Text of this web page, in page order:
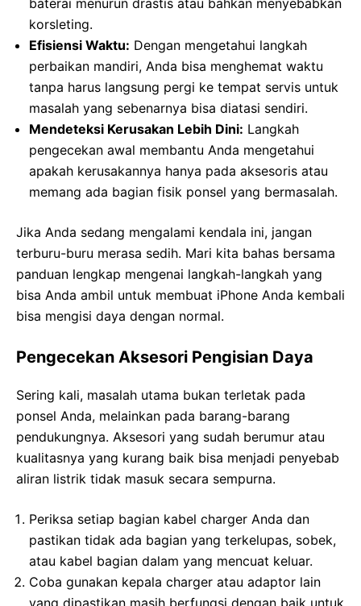
korsleting.
Efisiensi Waktu: Dengan mengetahui langkah
perbaikan mandiri, Anda bisa menghemat waktu
tanpa harus langsung pergi ke tempat servis untuk
masalah yang sebenarnya bisa diatasi sendiri.
Mendeteksi Kerusakan Lebih Dini: Langkah
pengecekan awal membantu Anda mengetahui
apakah kerusakannya hanya pada aksesoris atau
memang ada bagian fisik ponsel yang bermasalah.
Jika Anda sedang mengalami kendala ini, jangan
terburu-buru merasa sedih. Mari kita bahas bersama
panduan lengkap mengenai langkah-langkah yang
bisa Anda ambil untuk membuat iPhone Anda kembali
bisa mengisi daya dengan normal.
Pengecekan Aksesori Pengisian Daya
Sering kali, masalah utama bukan terletak pada
ponsel Anda, melainkan pada barang-barang
pendukungnya. Aksesori yang sudah berumur atau
kualitasnya yang kurang baik bisa menjadi penyebab
aliran listrik tidak masuk secara sempurna.
Periksa setiap bagian kabel charger Anda dan
pastikan tidak ada bagian yang terkelupas, sobek,
atau kabel bagian dalam yang mencuat keluar.
Coba gunakan kepala charger atau adaptor lain
yang dipastikan masih berfungsi dengan baik untuk